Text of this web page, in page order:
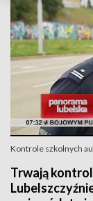
Kontrole szkolnych
Trwają